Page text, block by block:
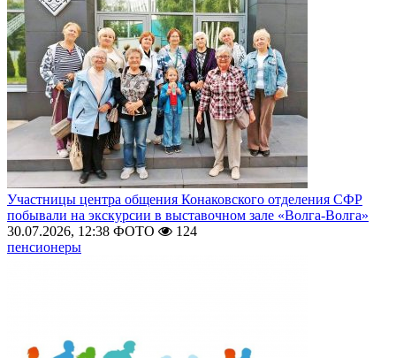
Участницы центра общения Конаковского отделения СФР
побывали на экскурсии в выставочном зале «Волга-Волга»
30.07.2026, 12:38 ФОТО
124
пенсионеры